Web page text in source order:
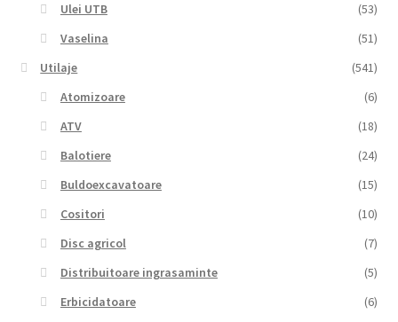
Ulei UTB
(53)
Vaselina
(51)
Utilaje
(541)
Atomizoare
(6)
ATV
(18)
Balotiere
(24)
Buldoexcavatoare
(15)
Cositori
(10)
Disc agricol
(7)
Distribuitoare ingrasaminte
(5)
Erbicidatoare
(6)